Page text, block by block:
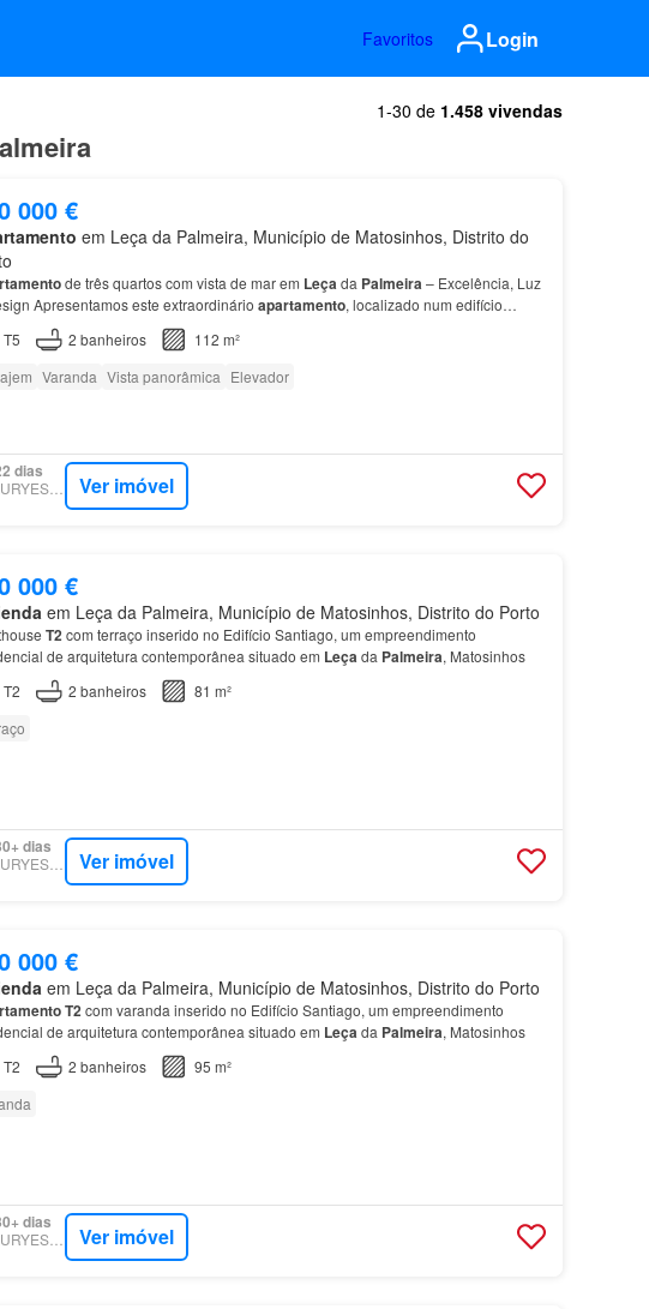
Favoritos Login
1-30 de 1.458 vivendas
000 €
em Leça da Palmeira, Município de Matosinhos, Distrito do
de três quartos com vista de mar em Leçada Palmeira– Excelência, Luz
Apresentamos este extraordinário apartamento, localizado num edifício
e exclusivo emLeça
T5 2 banheiros
112 m²
Varanda Vista panorâmica Elevador
dias
LUXURYESTATE Ver imóvel
000 €
em Leça da Palmeira, Município de Matosinhos, Distrito do Porto
T2com terraço inserido no Edifício Santiago, um empreendimento
de arquitetura contemporânea situado em Leçada Palmeira, Matosinhos
T2
2 banheiros
81 m²
dias
LUXURYESTATE Ver imóvel
000 €
em Leça da Palmeira, Município de Matosinhos, Distrito do Porto
T2com varanda inserido no Edifício Santiago, um empreendimento
de arquitetura contemporânea situado em Leçada Palmeira, Matosinhos
T2
2 banheiros
95 m²
dias
LUXURYESTATE Ver imóvel